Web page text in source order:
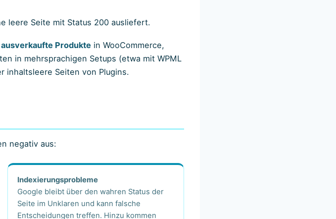
leere Seite mit Status 200 ausliefert.
ausverkaufte Produkte in WooCommerce,
in mehrsprachigen Setups (etwa mit WPML
inhaltsleere Seiten von Plugins.
negativ aus:
Indexierungsprobleme
Google bleibt über den wahren Status der
Seite im Unklaren und kann falsche
Entscheidungen treffen. Hinzu kommen